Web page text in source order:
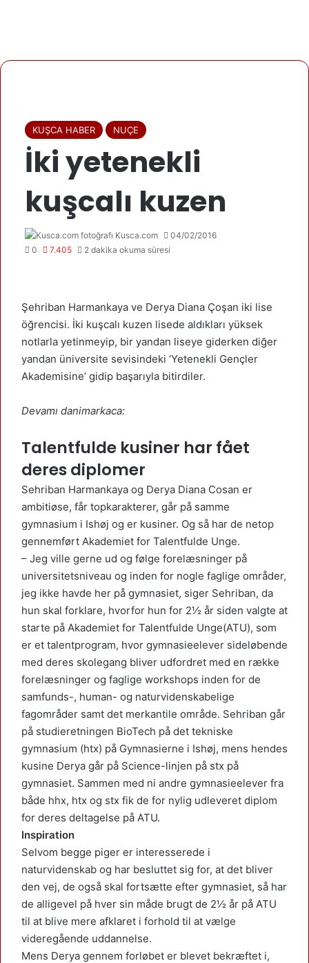
KUŞCA HABER NUÇE
İki yetenekli
kuşcalı kuzen
Kusca.com
04/02/2016
0
7.405 2 dakika okuma süresi
Şehriban Harmankaya ve Derya Diana Çoşan iki lise
öğrencisi. İki kuşcalı kuzen lisede aldıkları yüksek
notlarla yetinmeyip, bir yandan liseye giderken diğer
yandan üniversite sevisindeki ‘Yetenekli Gençler
Akademisine’ gidip başarıyla bitirdiler.
Devamı danimarkaca:
Talentfulde kusiner har fået
deres diplomer
Sehriban Harmankaya og Derya Diana Cosan er
ambitiøse, får topkarakterer, går på samme
gymnasium i Ishøj og er kusiner. Og så har de netop
gennemført Akademiet for Talentfulde Unge.
– Jeg ville gerne ud og følge forelæsninger på
universitetsniveau og inden for nogle faglige områder,
jeg ikke havde her på gymnasiet, siger Sehriban, da
hun skal forklare, hvorfor hun for 2½ år siden valgte at
starte på Akademiet for Talentfulde Unge(ATU), som
er et talentprogram, hvor gymnasieelever sideløbende
med deres skolegang bliver udfordret med en række
forelæsninger og faglige workshops inden for de
samfunds-, human- og naturvidenskabelige
fagområder samt det merkantile område. Sehriban går
på studieretningen BioTech på det tekniske
gymnasium (htx) på Gymnasierne i Ishøj, mens hendes
kusine Derya går på Science-linjen på stx på
gymnasiet. Sammen med ni andre gymnasieelever fra
både hhx, htx og stx fik de for nylig udleveret diplom
for deres deltagelse på ATU.
Inspiration
Selvom begge piger er interesserede i
naturvidenskab og har besluttet sig for, at det bliver
den vej, de også skal fortsætte efter gymnasiet, så har
de alligevel på hver sin måde brugt de 2½ år på ATU
til at blive mere afklaret i forhold til at vælge
videregående uddannelse.
Mens Derya gennem forløbet er blevet bekræftet i,